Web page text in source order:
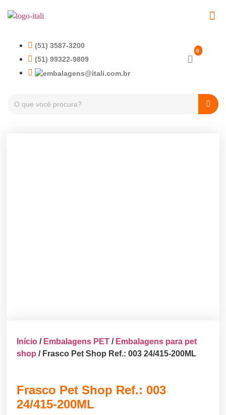
(51) 3587-3200
(51) 99322-9809
Início / Embalagens PET / Embalagens para pet
shop / Frasco Pet Shop Ref.: 003 24/415-200ML
Frasco Pet Shop Ref.: 003
24/415-200ML